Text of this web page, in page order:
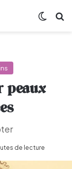
peaux
de lecture